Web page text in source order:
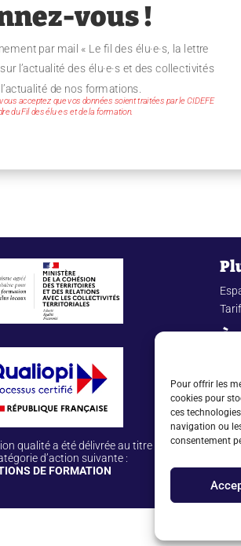
Pour offrir les
cookies pour
ces
navigation ou
consentement
vous !
par mail « Le fil des élu·e·s, la lettre
l’actualité des élu·e·s et des collectivités
de nos formations.
acceptez que vos données soient traitées par le CIDEFE
du Fil des élu·e·s et de la formation.
qualité a été délivrée au titre
d’action suivante :
DE FORMATION
À
©